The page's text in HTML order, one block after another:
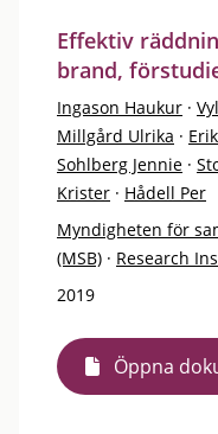
Effektiv
brand,
Ingason Haukur ·
Millgård Ulrika ·
Sohlberg Jennie ·
Krister · Hådell Per
Myndigheten för
(MSB) · Research
2019
Öppna